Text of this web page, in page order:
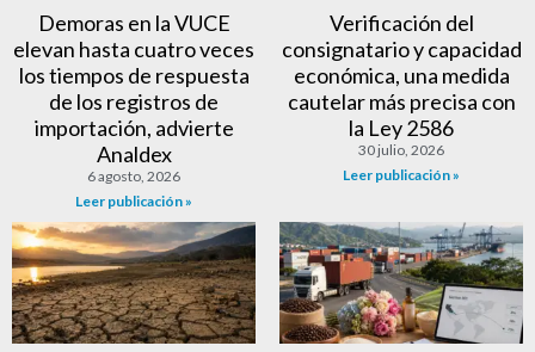
Demoras en la VUCE
elevan hasta cuatro veces
los tiempos de respuesta
de los registros de
importación, advierte
Analdex
6 agosto, 2026
Leer publicación »
Verificación del
consignatario y capacidad
económica, una medida
cautelar más precisa con
la Ley 2586
30 julio, 2026
Leer publicación »